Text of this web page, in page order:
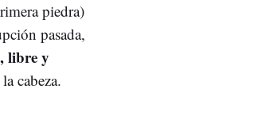
piedra)
pasada,
libre y
cabeza.